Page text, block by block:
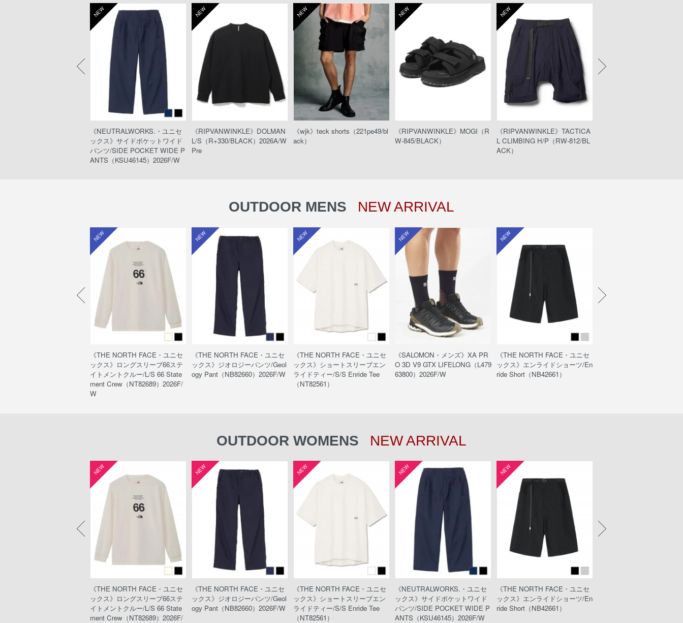
NEW
《NEUTRALWORKS.・ユニセ
ックス》サイドポケットワイド
パンツ/SIDE POCKET WIDE P
ANTS（KSU46145）2026F/W
NEW
《RIPVANWINKLE》DOLMAN
L/S（R+330/BLACK）2026A/W
Pre
NEW
《wjk》teck shorts（221pe49/bl
ack）
NEW
《RIPVANWINKLE》MOGI（R
W-845/BLACK）
NEW
《RIPVANWINKLE》TACTICA
L CLIMBING H/P（RW-812/BL
ACK）
OUTDOOR MENS NEW ARRIVAL
NEW
《THE NORTH FACE・ユニセ
ックス》ロングスリーブ66ステ
イトメントクルー/L/S 66 State
ment Crew（NT82689）2026F/
W
NEW
《THE NORTH FACE・ユニセ
ックス》ジオロジーパンツ/Geol
ogy Pant（NB82660）2026F/W
NEW
《THE NORTH FACE・ユニセ
ックス》ショートスリーブエン
ライドティー/S/S Enride Tee
（NT82561）
NEW
《SALOMON・メンズ》XA PR
O 3D V9 GTX LIFELONG（L479
63800）2026F/W
NEW
《THE NORTH FACE・ユニセ
ックス》エンライドショーツ/En
ride Short（NB42661）
OUTDOOR WOMENS NEW ARRIVAL
NEW
《THE NORTH FACE・ユニセ
ックス》ロングスリーブ66ステ
イトメントクルー/L/S 66 State
ment Crew（NT82689）2026F/
NEW
《THE NORTH FACE・ユニセ
ックス》ジオロジーパンツ/Geol
ogy Pant（NB82660）2026F/W
NEW
《THE NORTH FACE・ユニセ
ックス》ショートスリーブエン
ライドティー/S/S Enride Tee
（NT82561）
NEW
《NEUTRALWORKS.・ユニセ
ックス》サイドポケットワイド
パンツ/SIDE POCKET WIDE P
ANTS（KSU46145）2026F/W
NEW
《THE NORTH FACE・ユニセ
ックス》エンライドショーツ/En
ride Short（NB42661）